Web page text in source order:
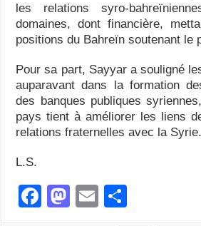
les relations syro-
domaines, dont financière,
positions du Bahreïn soutenant le
Pour sa part, Sayyar a souligné
auparavant dans la formation
des banques publiques
pays tient à améliorer les liens
relations fraternelles avec la Syrie.
L.S.
F
M
E